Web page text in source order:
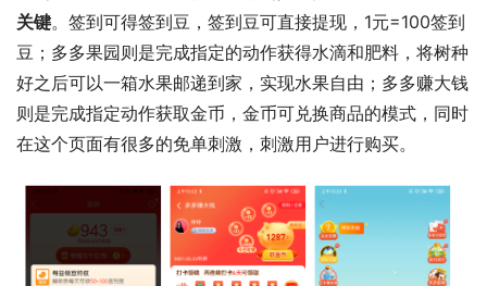
关键。签到可得签到豆，签到豆可直接提现，1元=100签到
豆；多多果园则是完成指定的动作获得水滴和肥料，将树种
好之后可以一箱水果邮递到家，实现水果自由；多多赚大钱
则是完成指定动作获取金币，金币可兑换商品的模式，同时
在这个页面有很多的免单刺激，刺激用户进行购买。